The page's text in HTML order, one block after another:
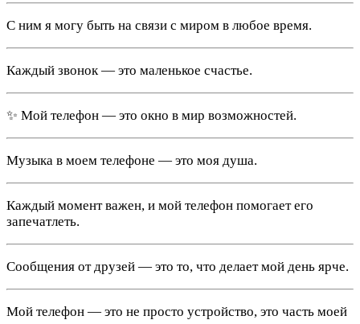
С ним я могу быть на связи с миром в любое время.
Каждый звонок — это маленькое счастье.
✨ Мой телефон — это окно в мир возможностей.
Музыка в моем телефоне — это моя душа.
Каждый момент важен, и мой телефон помогает его
запечатлеть.
Сообщения от друзей — это то, что делает мой день ярче.
Мой телефон — это не просто устройство, это часть моей